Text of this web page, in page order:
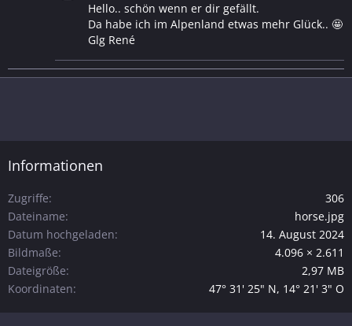
Hello.. schön wenn er dir gefällt.
Da habe ich im Alpenland etwas mehr Glück.. 🤩
Glg René
Informationen
Zugriffe
306
Dateiname
horse.jpg
Datum hochgeladen
14. August 2024
Bildmaße
4.096 × 2.611
Dateigröße
2,97 MB
Koordinaten
47° 31' 25" N, 14° 21' 3" O